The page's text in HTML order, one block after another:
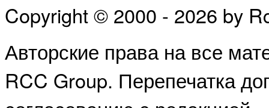
Copyright © 2000 - 2026 by
Авторские права на все
RCC Group. Перепечатка